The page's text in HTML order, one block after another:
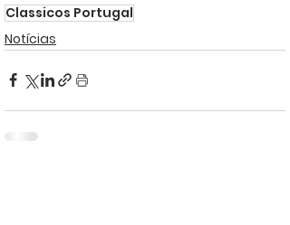
Classicos Portugal
Notícias